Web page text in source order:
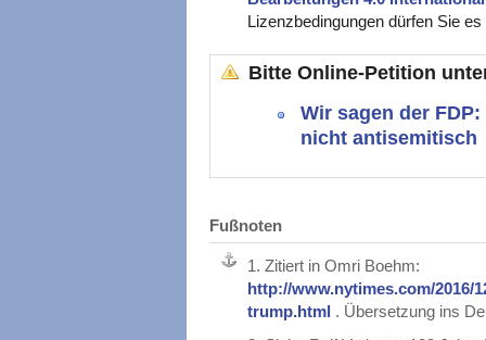
Lizenzbedingungen dürfen Sie
Bitte Online-Petition
Wir sagen der
nicht antisemitisch
Fußnoten
1. Zitiert in Omri Boehm:
http://www.nytimes.com/2016/
trump.html . Übersetzung ins